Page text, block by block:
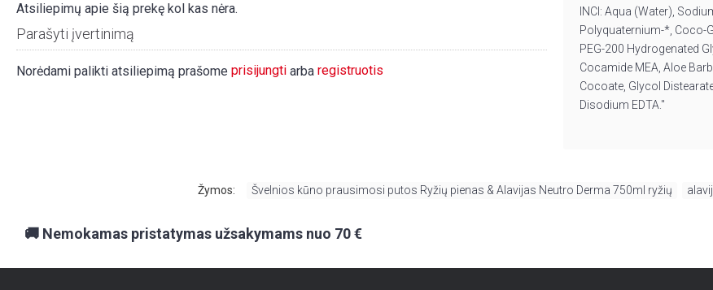
Atsiliepimų apie šią prekę kol kas nėra.
Parašyti įvertinimą
Norėdami palikti atsiliepimą prašome prisijungti arba registruotis
INCI: Aqua (Water),
Polyquaternium-*, Coco-
PEG-200 Hydrogenated
Cocamide MEA, Aloe
Cocoate, Glycol
Disodium EDTA."
Žymos: Švelnios kūno prausimosi putos Ryžių pienas & Alavijas Neutro Derma 750ml ryžių
🚚 Nemokamas pristatymas užsakymams nuo 70 €